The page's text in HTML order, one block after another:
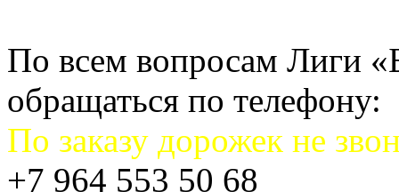
По всем вопросам Лиги
обращаться по телефону:
По заказу дорожек не
+7 964 553 50 68